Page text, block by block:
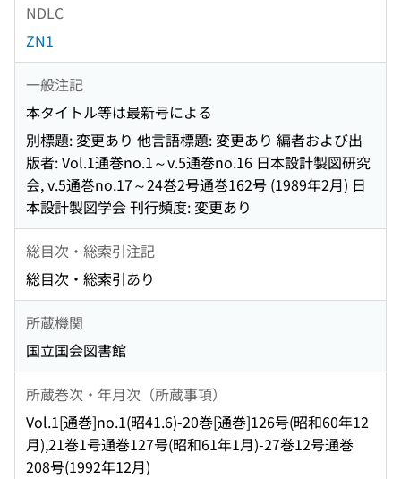
NDLC
ZN1
一般注記
本タイトル等は最新号による
別標題: 変更あり 他言語標題: 変更あり 編者および出
版者: Vol.1通巻no.1～v.5通巻no.16 日本設計製図研究
会, v.5通巻no.17～24巻2号通巻162号 (1989年2月) 日
本設計製図学会 刊行頻度: 変更あり
総目次・総索引注記
総目次・総索引あり
所蔵機関
国立国会図書館
所蔵巻次・年月次（所蔵事項）
Vol.1[通巻]no.1(昭41.6)-20巻[通巻]126号(昭和60年12
月),21巻1号通巻127号(昭和61年1月)-27巻12号通巻
208号(1992年12月)